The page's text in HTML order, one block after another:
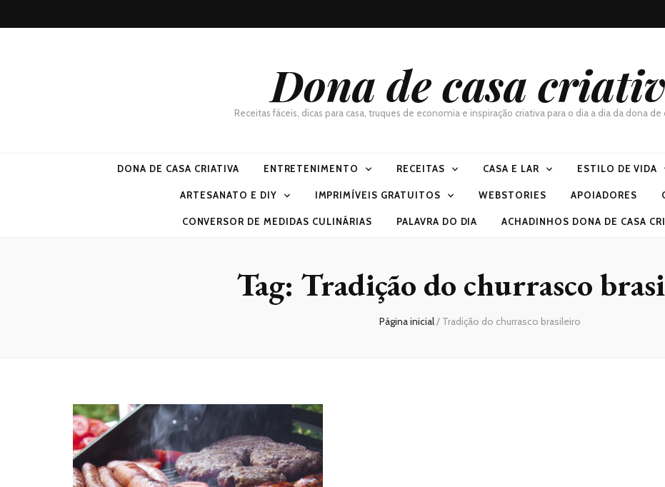
Dona de casa
Receitas fáceis, dicas para casa, truques de economia e inspiração criativa para o dia a dia da dona de
DONA DE CASA CRIATIVA ENTRETENIMENTO RECEITAS CASA E LAR ESTILO DE VIDA
ARTESANATO E DIY IMPRIMÍVEIS GRATUITOS WEBSTORIES APOIADORES
CONVERSOR DE MEDIDAS CULINÁRIAS PALAVRA DO DIA ACHADINHOS DONA DE CASA
Tag: Tradição do churrasco
Página inicial/ Tradição do churrasco brasileiro